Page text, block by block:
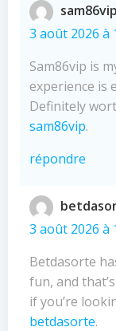
sam86vip
3 août 2026 à
Sam86vip is
experience is
Definitely
sam86vip.
répondre
3 août 2026 à
Betdasorte
fun, and
if you’re
betdasorte.